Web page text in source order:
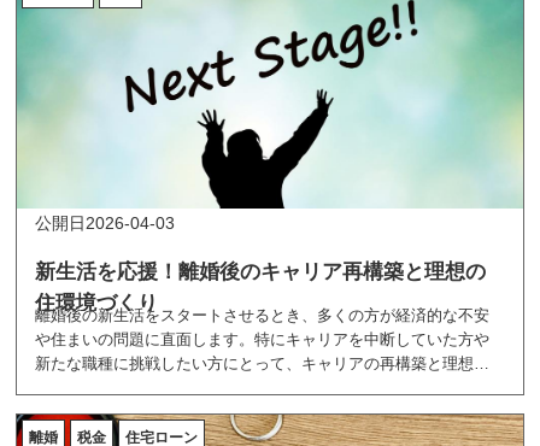
新生活を応援！離婚後のキャリア再構築と理想の
住環境づくり
2026-04-03
離婚後の新生活をスタートさせるとき、多くの方が経済的な不安
や住まいの問題に直面します。特にキャリアを中断していた方や
新たな職種に挑戦したい方にとって、キャリアの再構築と理想の
す。
この記事では、離婚後に新しい一歩を踏み出すためのポイントを
離婚 税金 住宅ローン